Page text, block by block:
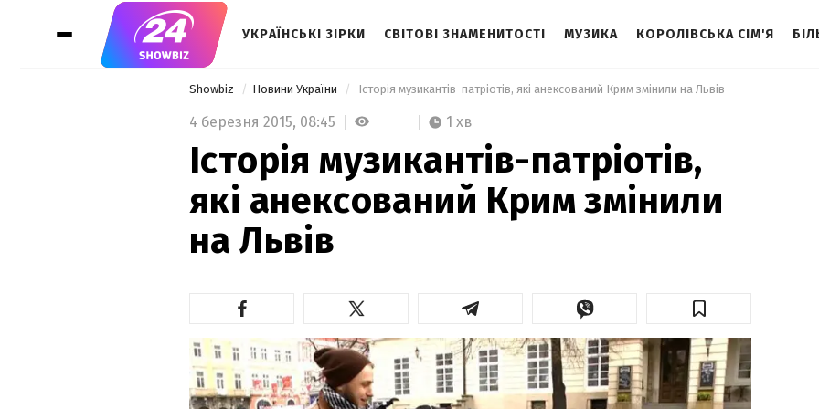
УКРАЇНСЬКІ ЗІРКИ СВІТОВІ ЗНАМЕНИТОСТІ МУЗИКА КОРОЛІВСЬКА СІМ'Я
Showbiz Новини України Історія музикантів-патріотів, які анексований Крим змінили на Львів
4 березня 2015, 08:45 1 хв
Історія музикантів-патріотів,
які анексований Крим змінили
на Львів